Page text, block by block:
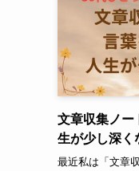
文章収集ノー
生が少し深く
最近私は「文章